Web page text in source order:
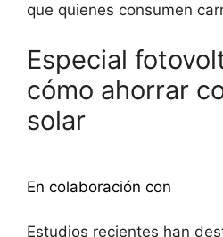
que quienes consumen
Especial
cómo ahorrar
solar
En colaboración con
Estudios recientes han